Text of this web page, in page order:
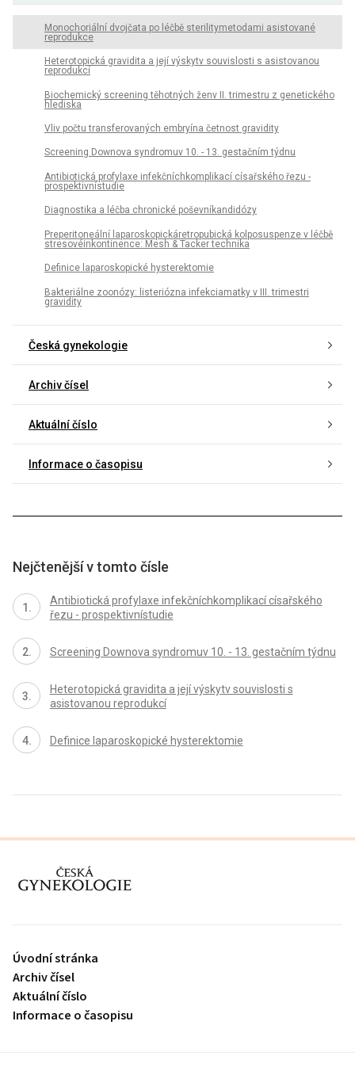
Monochoriální dvojčata po léčbě sterilitymetodami asistované
reprodukce
Heterotopická gravidita a její výskytv souvislosti s asistovanou
reprodukcí
Biochemický screening těhotných ženv II. trimestru z genetického
hlediska
Vliv počtu transferovaných embryína četnost gravidity
Screening Downova syndromuv 10. - 13. gestačním týdnu
Antibiotická profylaxe infekčníchkomplikací císařského řezu -
prospektivnístudie
Diagnostika a léčba chronické poševníkandidózy
Preperitoneální laparoskopickáretropubická kolposuspenze v léčbě
stresovéinkontinence: Mesh & Tacker technika
Definice laparoskopické hysterektomie
Bakteriálne zoonózy: listeriózna infekciamatky v III. trimestri
gravidity
Česká gynekologie
Archiv čísel
Aktuální číslo
Informace o časopisu
Nejčtenější v tomto čísle
Antibiotická profylaxe infekčníchkomplikací císařského
řezu - prospektivnístudie
Screening Downova syndromuv 10. - 13. gestačním týdnu
Heterotopická gravidita a její výskytv souvislosti s
asistovanou reprodukcí
Definice laparoskopické hysterektomie
proLékaře.cz
Úvodní stránka
Archiv čísel
Aktuální číslo
Informace o časopisu